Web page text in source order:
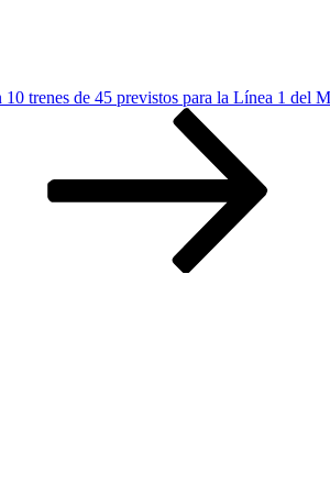
trenes de 45 previstos para la Línea 1 del